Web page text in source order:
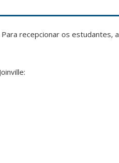
recepcionar os estudantes, a